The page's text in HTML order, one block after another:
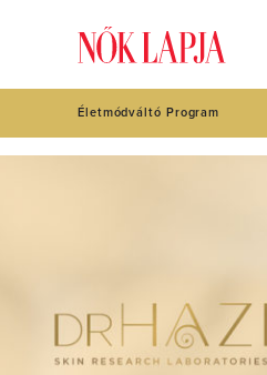
Életmódváltó Program